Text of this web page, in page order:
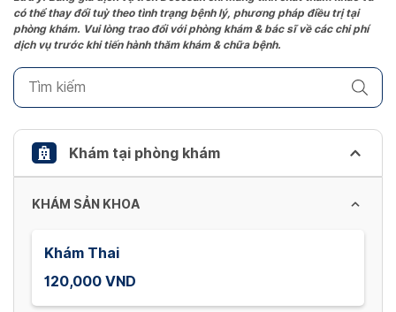
question
mark
to
keyboard
shortcuts
changing
có thể thay đổi tuỳ theo tình trạng bệnh lý, phương pháp điều trị tại
phòng khám. Vui lòng trao đổi với phòng khám & bác sĩ về các chi phí
dịch vụ trước khi tiến hành thăm khám & chữa bệnh.
Khám tại phòng khám
KHÁM SẢN KHOA
Khám Thai
120,000 VND